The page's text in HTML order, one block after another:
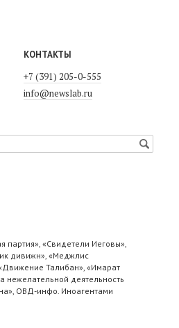
КОНТАКТЫ
+7 (391) 205-0-555
info@newslab.ru
«Свидетели Иеговы»,
дивижн», «Меджлис
Талибан», «Имарат
нежелательной деятельность
ОВД-инфо. Иноагентами